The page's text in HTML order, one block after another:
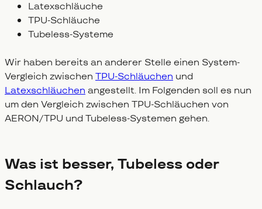
Latexschläuche
TPU-Schläuche
Tubeless-Systeme
Wir haben bereits an anderer Stelle einen System-
Vergleich zwischen TPU-Schläuchen und
Latexschläuchen angestellt. Im Folgenden soll es nun
um den Vergleich zwischen TPU-Schläuchen von
AERON/TPU und Tubeless-Systemen gehen.
Was ist besser, Tubeless oder
Schlauch?